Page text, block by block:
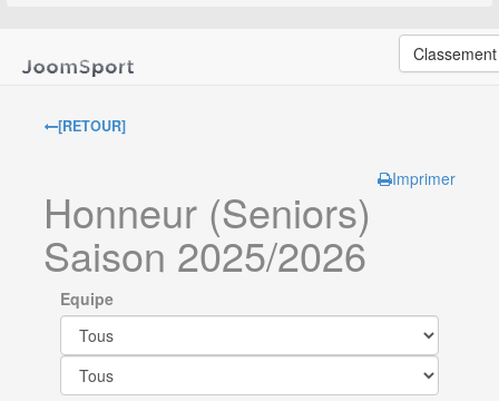
Classement
[RETOUR]
Imprimer
Honneur (Seniors)
Saison 2025/2026
Equipe